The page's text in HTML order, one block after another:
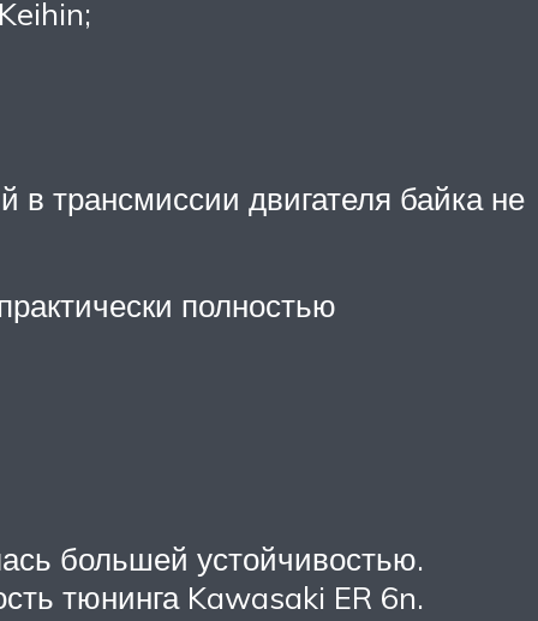
в трансмиссии двигателя байка не
полностью
большей устойчивостью.
тюнинга Kawasaki ER 6n.